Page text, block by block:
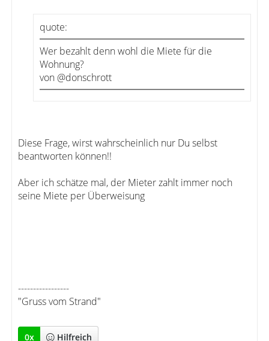
quote:
Wer bezahlt denn wohl die Miete für die
Wohnung?
von @donschrott
Diese Frage, wirst wahrscheinlich nur Du selbst
beantworten können!!
Aber ich schätze mal, der Mieter zahlt immer noch
seine Miete per Überweisung
-----------------
"Gruss vom Strand"
0x Hilfreich